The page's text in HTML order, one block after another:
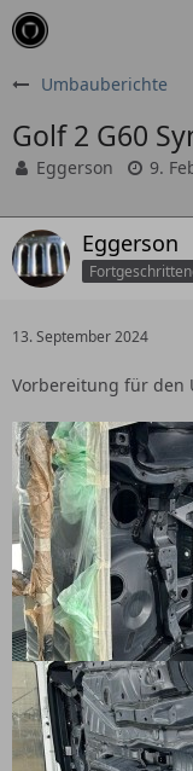
Umbauberichte
Golf 2 G60
Eggerson 9.
Eggerson
13. September 2024
Vorbereitung für den